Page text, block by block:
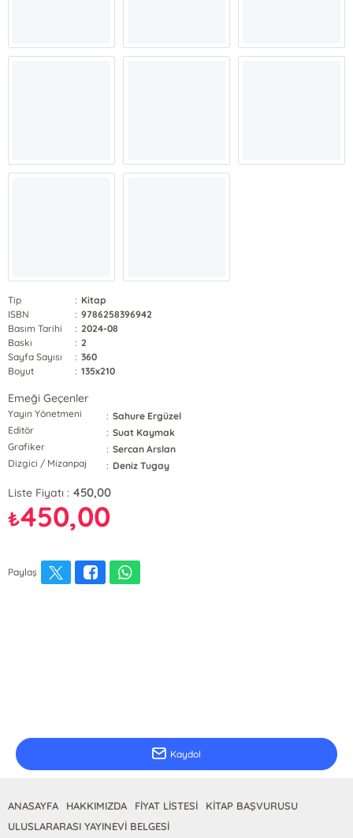
Tip : Kitap
ISBN
: 9786258396942
Basım Tarihi
: 2024-08
Baskı
: 2
Sayfa Sayısı
: 360
Boyut
: 135x210
Emeği Geçenler
Yayın Yönetmeni : Sahure Ergüzel
Editör
: Suat Kaymak
Grafiker
: Sercan Arslan
Dizgici / Mizanpaj
: Deniz Tugay
Liste Fiyatı : 450,00
₺450,00
Paylaş
Kaydol
ANASAYFA HAKKIMIZDA FİYAT LİSTESİ
KİTAP BAŞVURUSU
ULUSLARARASI YAYINEVİ BELGESİ